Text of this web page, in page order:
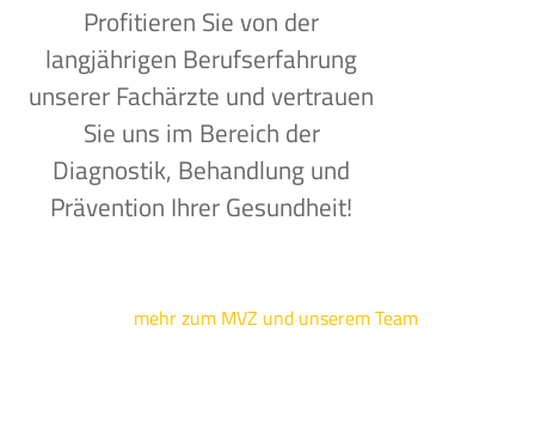
Profitieren Sie von der
langjährigen Berufserfahrung
unserer Fachärzte und vertrauen
Sie uns im Bereich der
Diagnostik, Behandlung und
Prävention Ihrer Gesundheit!
mehr zum MVZ und unserem Team